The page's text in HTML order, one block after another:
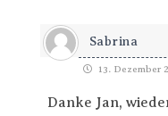
Sabrina
13. Dezember
Danke Jan,